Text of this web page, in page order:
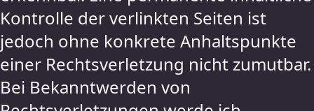
Kontrolle der verlinkten Seiten ist
jedoch ohne konkrete Anhaltspunkte
einer Rechtsverletzung nicht zumutbar.
Bei Bekanntwerden von